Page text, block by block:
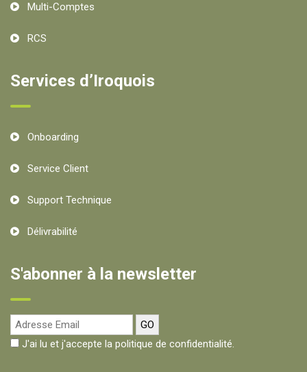
Multi-Comptes
RCS
Services d’Iroquois
Onboarding
Service Client
Support Technique
Délivrabilité
S'abonner à la newsletter
J'ai lu et j'accepte la politique de confidentialité.